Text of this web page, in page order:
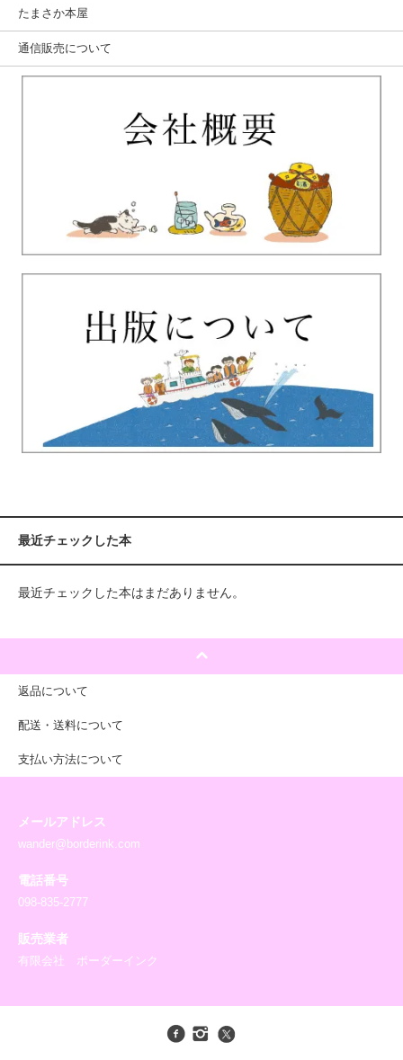
たまさか本屋
通信販売について
最近チェックした本
最近チェックした本はまだありません。
返品について
配送・送料について
支払い方法について
メールアドレス
wander@borderink.com
電話番号
098-835-2777
販売業者
有限会社 ボーダーインク